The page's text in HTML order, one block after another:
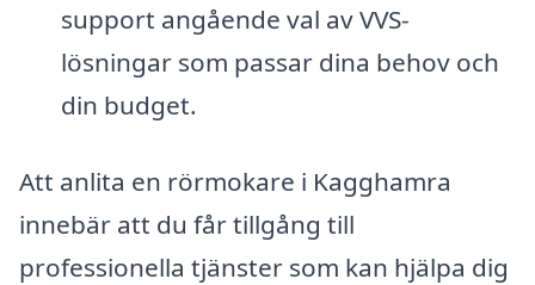
support angående val av VVS-
lösningar som passar dina behov och
din budget.
Att anlita en rörmokare i Kagghamra
innebär att du får tillgång till
professionella tjänster som kan hjälpa dig